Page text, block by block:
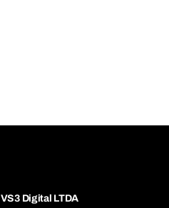
VS3 Digital LTDA